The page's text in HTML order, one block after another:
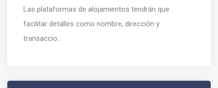
Las plataformas de alojamientos tendrán que
facilitar detalles como nombre, dirección y
transaccio...